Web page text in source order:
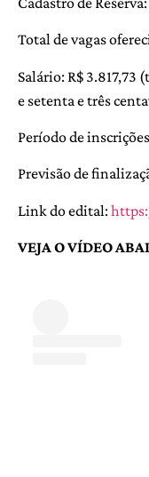
Total de vagas
Salário: R$ 3.817,73
e setenta e três
Período de
Previsão de
Link do edital:
VEJA O VÍDEO